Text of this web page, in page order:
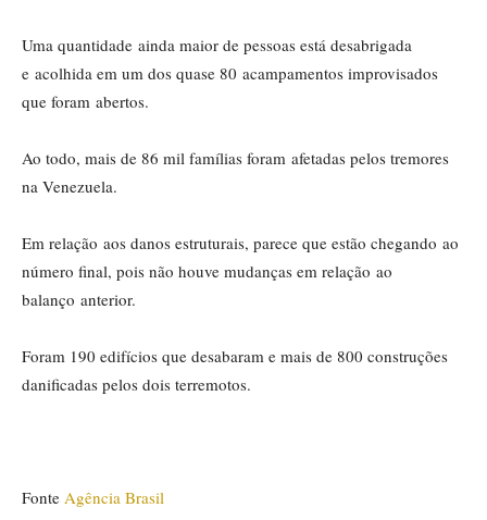
Uma quantidade ainda maior de pessoas está desabrigada
e acolhida em um dos quase 80 acampamentos improvisados
que foram abertos.
Ao todo, mais de 86 mil famílias foram afetadas pelos tremores
na Venezuela.
Em relação aos danos estruturais, parece que estão chegando ao
número final, pois não houve mudanças em relação ao
balanço anterior.
Foram 190 edifícios que desabaram e mais de 800 construções
danificadas pelos dois terremotos.
Fonte Agência Brasil